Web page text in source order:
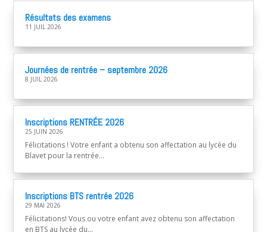
Résultats des examens
11 JUIL 2026
Journées de rentrée – septembre 2026
8 JUIL 2026
Inscriptions RENTRÉE 2026
25 JUIN 2026
Félicitations ! Votre enfant a obtenu son affectation au lycée du
Blavet pour la rentrée...
Inscriptions BTS rentrée 2026
29 MAI 2026
Félicitations! Vous ou votre enfant avez obtenu son affectation
en BTS au lycée du...